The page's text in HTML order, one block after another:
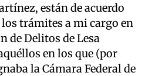
están de acuerdo
trámites a mi cargo en
de Delitos de Lesa
en los que (por
la Cámara Federal de